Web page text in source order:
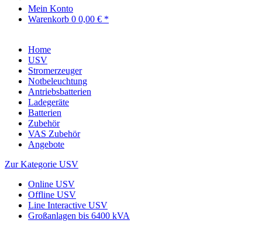
Mein Konto
Warenkorb 0 0,00 € *
Home
USV
Stromerzeuger
Notbeleuchtung
Antriebsbatterien
Ladegeräte
Batterien
Zubehör
VAS Zubehör
Angebote
Zur Kategorie USV
Online USV
Offline USV
Line Interactive USV
Großanlagen bis 6400 kVA